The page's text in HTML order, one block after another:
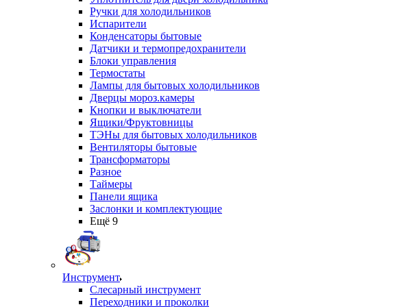
Ручки для холодильников
Испарители
Конденсаторы бытовые
Датчики и термопредохранители
Блоки управления
Термостаты
Лампы для бытовых холодильников
Дверцы мороз.камеры
Кнопки и выключатели
Ящики/Фруктовницы
ТЭНы для бытовых холодильников
Вентиляторы бытовые
Трансформаторы
Разное
Таймеры
Панели ящика
Заслонки и комплектующие
Ещё 9
Инструмент
Слесарный инструмент
Переходники и проколки